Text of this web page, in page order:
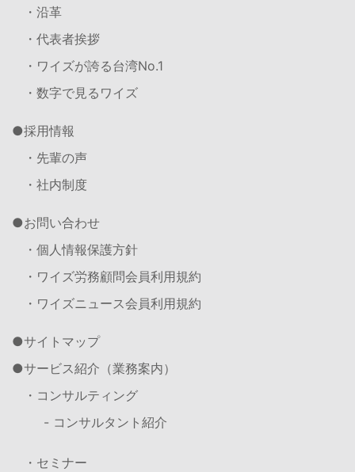
・沿革
・代表者挨拶
・ワイズが誇る台湾No.1
・数字で見るワイズ
採用情報
・先輩の声
・社内制度
お問い合わせ
・個人情報保護方針
・ワイズ労務顧問会員利用規約
・ワイズニュース会員利用規約
サイトマップ
サービス紹介（業務案内）
・コンサルティング
- コンサルタント紹介
・セミナー